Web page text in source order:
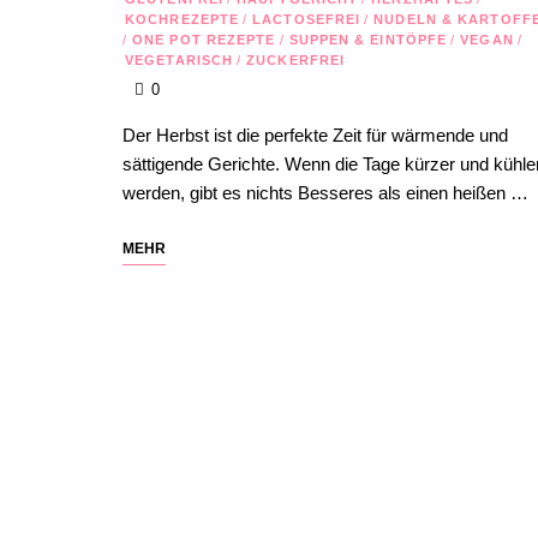
KOCHREZEPTE / LACTOSEFREI / NUDELN &
/ ONE POT REZEPTE / SUPPEN & EINTÖPFE / VEGAN /
VEGETARISCH / ZUCKERFREI
0
Der Herbst ist die perfekte Zeit für wärmende und
sättigende Gerichte. Wenn die Tage kürzer und
werden, gibt es nichts Besseres als einen heißen …
MEHR